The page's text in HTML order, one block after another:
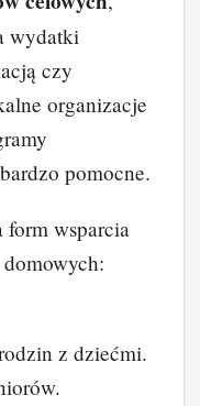
wydatki
czy
organizacje
pomocne.
form wsparcia
z dziećmi.